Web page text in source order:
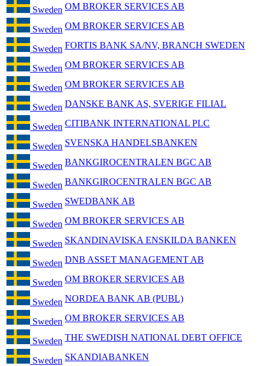
Sweden OM BROKER SERVICES AB
Sweden OM BROKER SERVICES AB
Sweden FORTIS BANK SA/NV, BRANCH SWEDEN
Sweden OM BROKER SERVICES AB
Sweden OM BROKER SERVICES AB
Sweden DANSKE BANK AS, SVERIGE FILIAL
Sweden CITIBANK INTERNATIONAL PLC
Sweden SVENSKA HANDELSBANKEN
Sweden BANKGIROCENTRALEN BGC AB
Sweden BANKGIROCENTRALEN BGC AB
Sweden SWEDBANK AB
Sweden OM BROKER SERVICES AB
Sweden SKANDINAVISKA ENSKILDA BANKEN
Sweden DNB ASSET MANAGEMENT AB
Sweden OM BROKER SERVICES AB
Sweden NORDEA BANK AB (PUBL)
Sweden OM BROKER SERVICES AB
Sweden THE SWEDISH NATIONAL DEBT OFFICE
Sweden SKANDIABANKEN